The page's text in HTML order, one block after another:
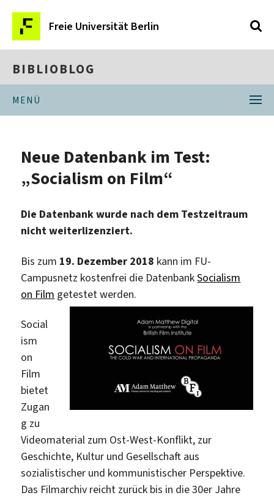
Freie Universität Berlin
BIBLIOBLOG
MENÜ
Neue Datenbank im Test:
„Socialism on Film“
Die Datenbank wurde nach dem Testzeitraum
nicht weiterlizenziert.
Bis zum 19. Dezember 2018 kann im FU-
Campusnetz kostenfrei die DatenbankSocialism
on Film getestet werden.
Social
ism
on
Film
bietet
Zugan
g zu
Videomaterial zum Ost-West-Konflikt, zur
Geschichte, Kultur und Gesellschaft aus
sozialistischer und kommunistischer Perspektive.
Das Filmarchiv reicht zurück bis in die 30er Jahre